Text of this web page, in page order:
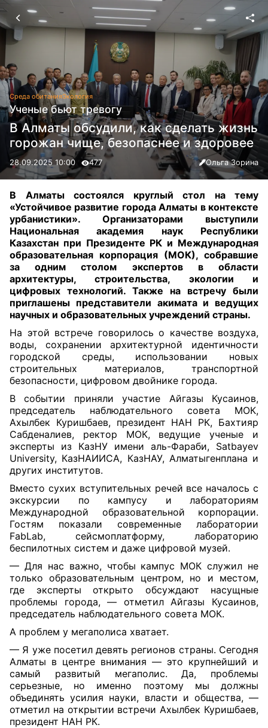
Среда обитанияЭкология
Ученые бьют тревогу
В Алматы обсудили, как сделать жизнь
горожан чище, безопаснее и здоровее
28.09.2025 10:00 477 Ольга Зорина
В Алматы состоялся круглый стол на тему
«Устойчивое развитие города Алматы в контексте
урбанистики». Организаторами выступили
Национальная академия наук Республики
Казахстан при Президенте РК и Международная
образовательная корпорация (МОК), собравшие
за одним столом экспертов в области
архитектуры, строительства, экологии и
цифровых технологий. Также на встречу были
приглашены представители акимата и ведущих
научных и образовательных учреждений страны.
На этой встрече говорилось о качестве воздуха,
воды, сохранении архитектурной идентичности
городской среды, использовании новых
строительных материалов, транспортной
безопасности, цифровом двойнике города.
В событии приняли участие Айгазы Кусаинов,
председатель наблюдательного совета МОК,
Ахылбек Куришбаев, президент НАН РК, Бахтияр
Сабденалиев, ректор МОК, ведущие ученые и
эксперты из КазНУ имени аль-Фараби, Satbayev
University, КазНАИИСА, КазНАУ, Алматыгенплана и
других институтов.
Вместо сухих вступительных речей все началось с
экскурсии по кампусу и лабораториям
Международной образовательной корпорации.
Гостям показали современные лаборатории
FabLab, сейсмоплатформу, лабораторию
беспилотных систем и даже цифровой музей.
— Для нас важно, чтобы кампус МОК служил не
только образовательным центром, но и местом,
где эксперты открыто обсуждают насущные
проблемы города, — отметил Айгазы Кусаинов,
председатель наблюдательного совета МОК.
А проблем у мегаполиса хватает.
— Я уже посетил девять регионов страны. Сегодня
Алматы в центре внимания — это крупнейший и
самый развитый мегаполис. Да, проблемы
серьезные, но именно поэтому мы должны
объединять усилия науки, власти и общества, —
отметил на открытии встречи Ахылбек Куришбаев,
президент НАН РК.